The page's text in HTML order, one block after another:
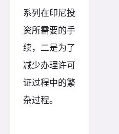
系列在印尼投
资所需要的手
续，二是为了
减少办理许可
证过程中的繁
杂过程。